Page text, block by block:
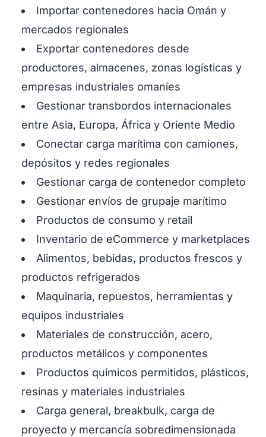
Importar contenedores hacia Omán y
mercados regionales
Exportar contenedores desde
productores, almacenes, zonas logísticas y
empresas industriales omaníes
Gestionar transbordos internacionales
entre Asia, Europa, África y Oriente Medio
Conectar carga marítima con camiones,
depósitos y redes regionales
Gestionar carga de contenedor completo
Gestionar envíos de grupaje marítimo
Productos de consumo y retail
Inventario de eCommerce y marketplaces
Alimentos, bebidas, productos frescos y
productos refrigerados
Maquinaria, repuestos, herramientas y
equipos industriales
Materiales de construcción, acero,
productos metálicos y componentes
Productos químicos permitidos, plásticos,
resinas y materiales industriales
Carga general, breakbulk, carga de
proyecto y mercancía sobredimensionada